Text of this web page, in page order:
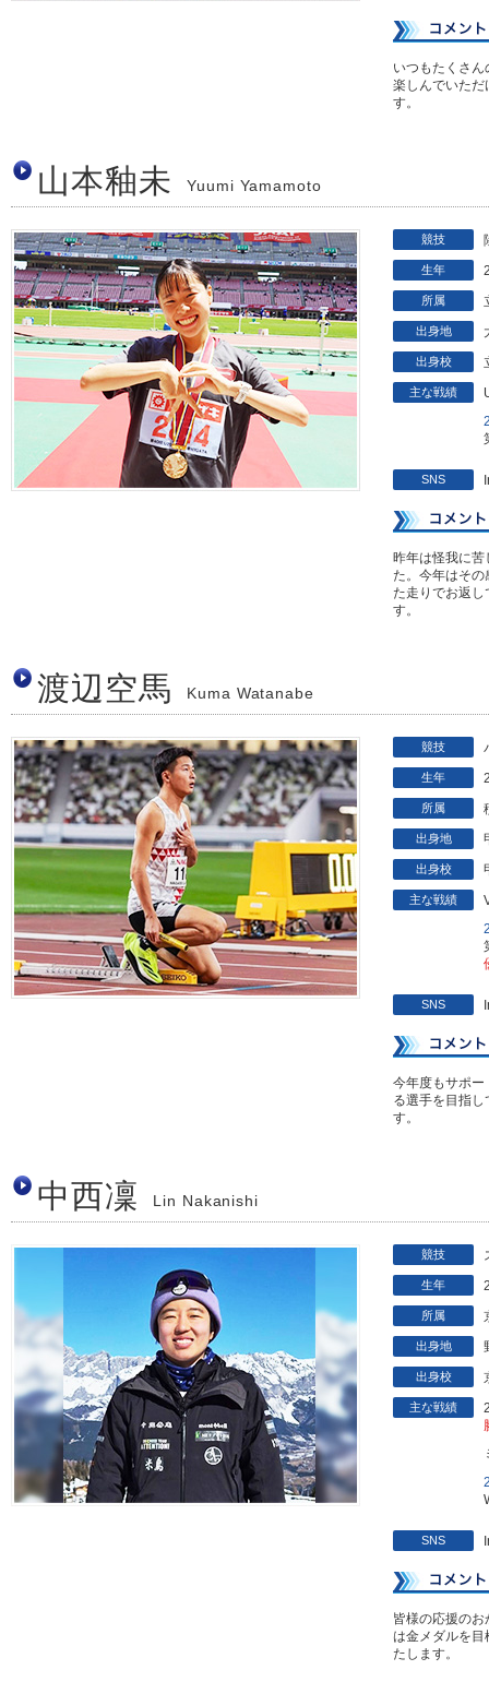
いつもたくさ
楽しんでいただ
す。
山本釉未 Yuumi Yamamoto
競技
生年
所属
出身地
出身校
主な戦績
SNS
昨年は怪我に苦
た。今年はその
た走りでお返し
す。
渡辺空馬 Kuma Watanabe
競技
生年
所属
出身地
出身校
主な戦績
SNS
今年度もサポー
る選手を目指
す。
中西凜 Lin Nakanishi
競技
生年
所属
出身地
出身校
主な戦績
SNS
皆様の応援の
は金メダルを目
たします。